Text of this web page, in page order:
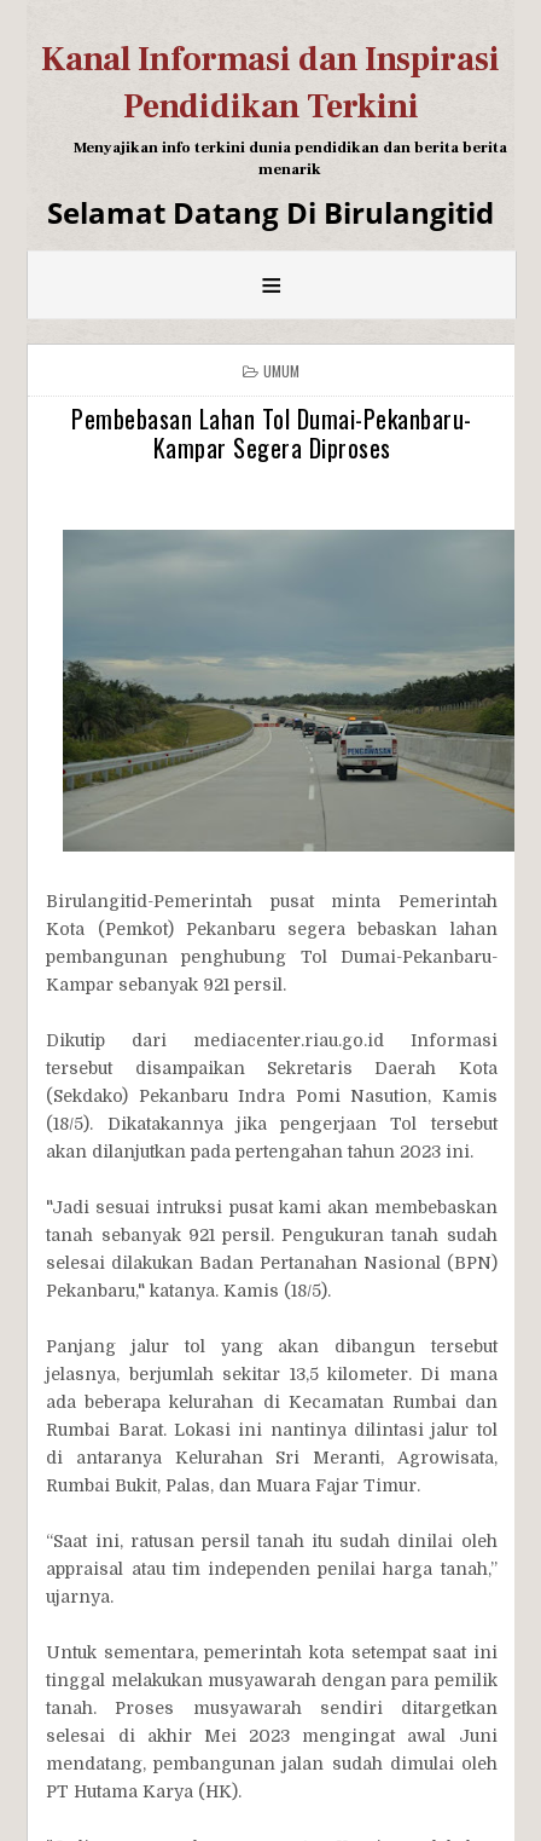
Kanal Informasi dan Inspirasi
Pendidikan Terkini
Menyajikan info terkini dunia pendidikan dan berita berita
menarik
Selamat Datang Di Birulangitid
≡
UMUM
Pembebasan Lahan Tol Dumai-Pekanbaru-
Kampar Segera Diproses
Birulangitid-Pemerintah pusat minta Pemerintah
Kota (Pemkot) Pekanbaru segera bebaskan lahan
pembangunan penghubung Tol Dumai-Pekanbaru-
Kampar sebanyak 921 persil.
Dikutip dari mediacenter.riau.go.id Informasi
tersebut disampaikan Sekretaris Daerah Kota
(Sekdako) Pekanbaru Indra Pomi Nasution, Kamis
(18/5). Dikatakannya jika pengerjaan Tol tersebut
akan dilanjutkan pada pertengahan tahun 2023 ini.
"Jadi sesuai intruksi pusat kami akan membebaskan
tanah sebanyak 921 persil. Pengukuran tanah sudah
selesai dilakukan Badan Pertanahan Nasional (BPN)
Pekanbaru," katanya. Kamis (18/5).
Panjang jalur tol yang akan dibangun tersebut
jelasnya, berjumlah sekitar 13,5 kilometer. Di mana
ada beberapa kelurahan di Kecamatan Rumbai dan
Rumbai Barat. Lokasi ini nantinya dilintasi jalur tol
di antaranya Kelurahan Sri Meranti, Agrowisata,
Rumbai Bukit, Palas, dan Muara Fajar Timur.
“Saat ini, ratusan persil tanah itu sudah dinilai oleh
appraisal atau tim independen penilai harga tanah,”
ujarnya.
Untuk sementara, pemerintah kota setempat saat ini
tinggal melakukan musyawarah dengan para pemilik
tanah. Proses musyawarah sendiri ditargetkan
selesai di akhir Mei 2023 mengingat awal Juni
mendatang, pembangunan jalan sudah dimulai oleh
PT Hutama Karya (HK).